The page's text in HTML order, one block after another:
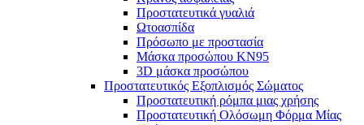
Προστατευτικά γυαλιά
Ωτοασπίδα
Πρόσωπο με προστασία
Μάσκα προσώπου KN95
3D μάσκα προσώπου
Προστατευτικός Εξοπλισμός Σώματος
Προστατευτική ρόμπα μιας χρήσης
Προστατευτική Ολόσωμη Φόρμα Μίας